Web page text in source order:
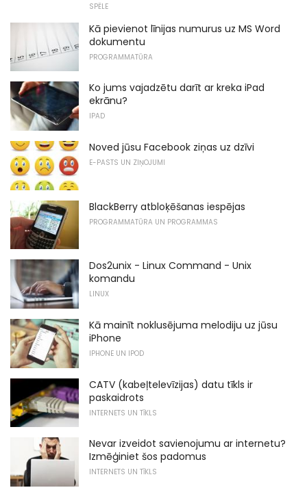
SPĒLE
Kā pievienot līnijas numurus uz MS Word
dokumentu
PROGRAMMATŪRA
Ko jums vajadzētu darīt ar kreka iPad
ekrānu?
IPAD
Noved jūsu Facebook ziņas uz dzīvi
E-PASTS UN ZIŅOJUMI
BlackBerry atbloķēšanas iespējas
PROGRAMMATŪRA UN PROGRAMMAS
Dos2unix - Linux Command - Unix
komandu
LINUX
Kā mainīt noklusējuma melodiju uz jūsu
iPhone
IPHONE UN IPOD
CATV (kabeļtelevīzijas) datu tīkls ir
paskaidrots
INTERNETS UN TĪKLS
Nevar izveidot savienojumu ar internetu?
Izmēģiniet šos padomus
INTERNETS UN TĪKLS